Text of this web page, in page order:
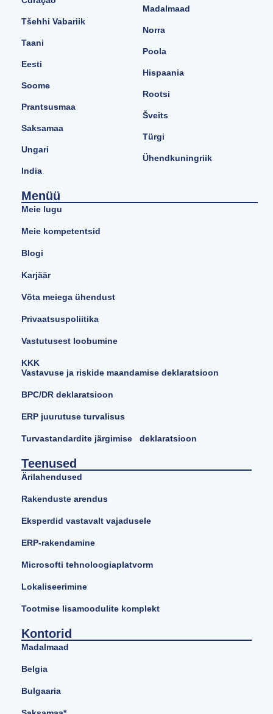
Tšehhi Vabariik
Taani
Eesti
Soome
Prantsusmaa
Saksamaa
Ungari
India
Madalmaad
Norra
Poola
Hispaania
Rootsi
Šveits
Türgi
Ühendkuningriik
Menüü
Meie lugu
Meie kompetentsid
Blogi
Karjäär
Võta meiega ühendust
Privaatsuspoliitika
Vastutusest loobumine
KKK
Vastavuse ja riskide maandamise deklaratsioon
BPC/DR deklaratsioon
ERP juurutuse turvalisus
Turvastandardite järgimise deklaratsioon
Teenused
Ärilahendused
Rakenduste arendus
Eksperdid vastavalt vajadusele
ERP-rakendamine
Microsofti tehnoloogiaplatvorm
Lokaliseerimine
Tootmise lisamoodulite komplekt
Kontorid
Madalmaad
Belgia
Bulgaaria